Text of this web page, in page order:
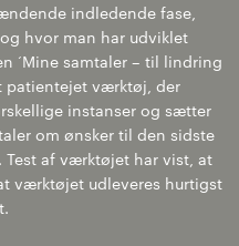
indledende fase,
hvor man har udviklet
‘Mine samtaler – til lindring
patientejet værktøj, der
instanser og sætter
om ønsker til den sidste
af værktøjet har vist, at
værktøjet udleveres hurtigst